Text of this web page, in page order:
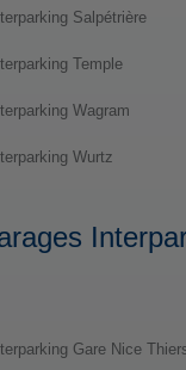
Salpétrière
Temple
Wagram
Wurtz
Gare Nice